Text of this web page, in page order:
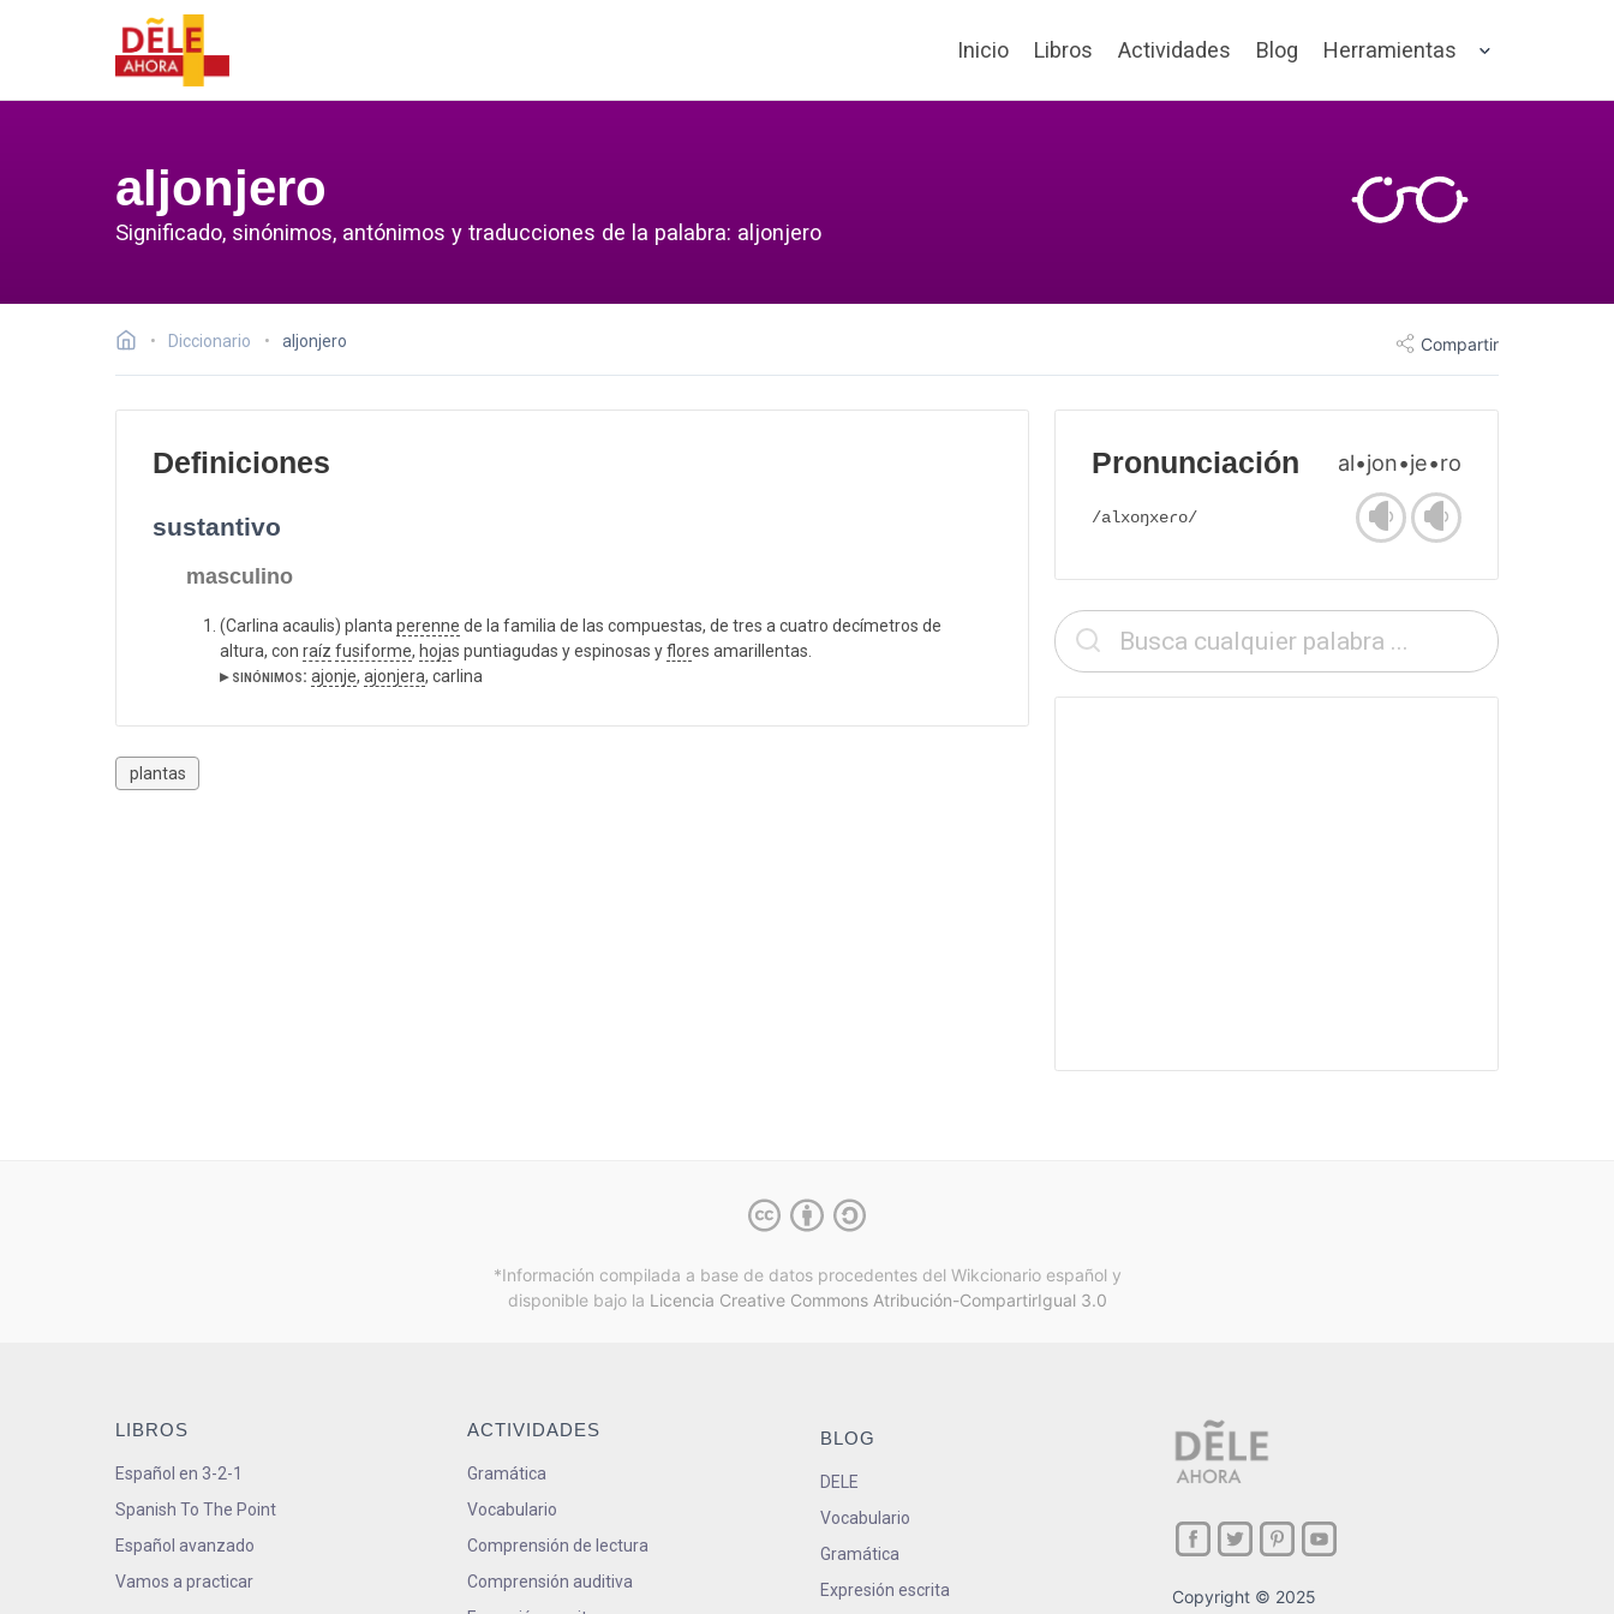
Inicio Libros Actividades Blog Herramientas
aljonjero
Significado, sinónimos, antónimos y traducciones de la palabra: aljonjero
Diccionario aljonjero Compartir
Definiciones
sustantivo
masculino
(Carlina acaulis) plantaperenne de la familia de las compuestas, de tres a cuatro decímetros de
altura, con raíz fusiforme, hojas puntiagudas y espinosas yflores amarillentas.
▸ sinónimos: ajonje, ajonjera, carlina
plantas
Pronunciación al•jon•je•ro
/alxoŋxeɾo/
*Información compilada a base de datos procedentes del Wikcionario español y
disponible bajo la Licencia Creative Commons Atribución-CompartirIgual 3.0
LIBROS
Español en 3-2-1
Spanish To The Point
Español avanzado
Vamos a practicar
ACTIVIDADES
Gramática
Vocabulario
Comprensión de lectura
Comprensión auditiva
BLOG
DELE
Vocabulario
Gramática
Expresión escrita
Copyright © 2025